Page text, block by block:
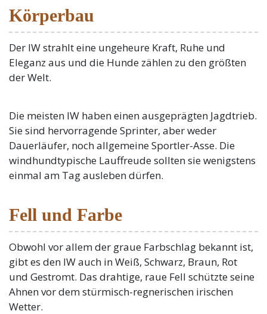
Körperbau
Der IW strahlt eine ungeheure Kraft, Ruhe und
Eleganz aus und die Hunde zählen zu den größten
der Welt.
Die meisten IW haben einen ausgeprägten Jagdtrieb.
Sie sind hervorragende Sprinter, aber weder
Dauerläufer, noch allgemeine Sportler-Asse. Die
windhundtypische Lauffreude sollten sie wenigstens
einmal am Tag ausleben dürfen.
Fell und Farbe
Obwohl vor allem der graue Farbschlag bekannt ist,
gibt es den IW auch in Weiß, Schwarz, Braun, Rot
und Gestromt. Das drahtige, raue Fell schützte seine
Ahnen vor dem stürmisch-regnerischen irischen
Wetter.